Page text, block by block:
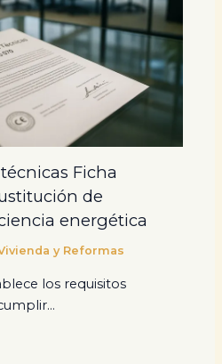
Ficha
de
energética
y Reformas
los requisitos